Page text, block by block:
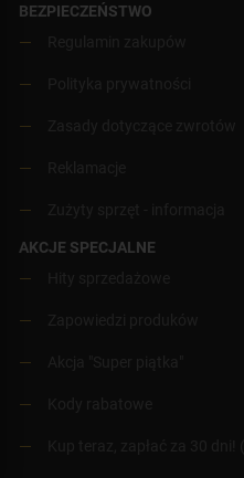
BEZPIECZEŃSTWO
AKCJE SPECJALNE